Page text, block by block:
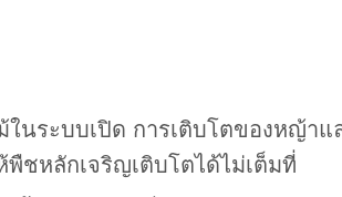
ในระบบเปิด การเติบโตของหญ้า
ชหลักเจริญเติบโตได้ไม่เต็มที่